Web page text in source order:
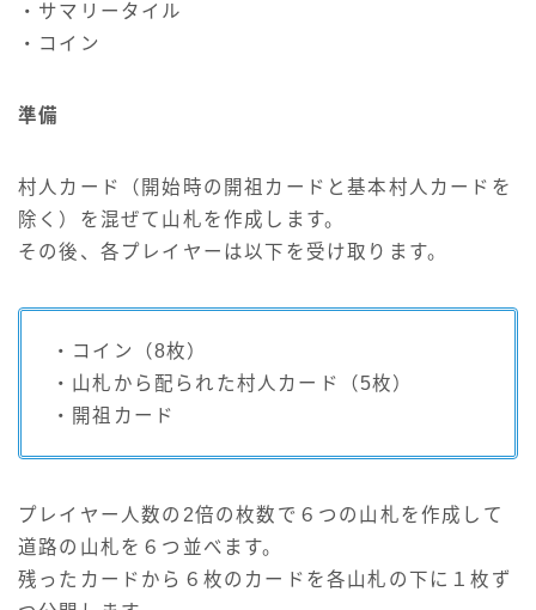
・サマリータイル
・コイン
準備
村人カード（開始時の開祖カードと基本村人カードを
除く）を混ぜて山札を作成します。
その後、各プレイヤーは以下を受け取ります。
・コイン（8枚）
・山札から配られた村人カード（5枚）
・開祖カード
プレイヤー人数の2倍の枚数で６つの山札を作成して
道路の山札を６つ並べます。
残ったカードから６枚のカードを各山札の下に１枚ず